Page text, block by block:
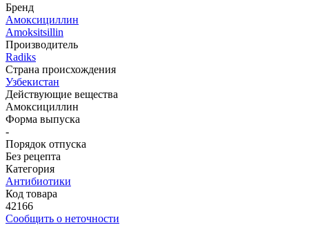
Бренд
Амоксициллин
Amoksitsillin
Производитель
Radiks
Страна происхождения
Узбекистан
Действующие вещества
Амоксициллин
Форма выпуска
-
Порядок отпуска
Без рецепта
Категория
Антибиотики
Код товара
42166
Сообщить о неточности